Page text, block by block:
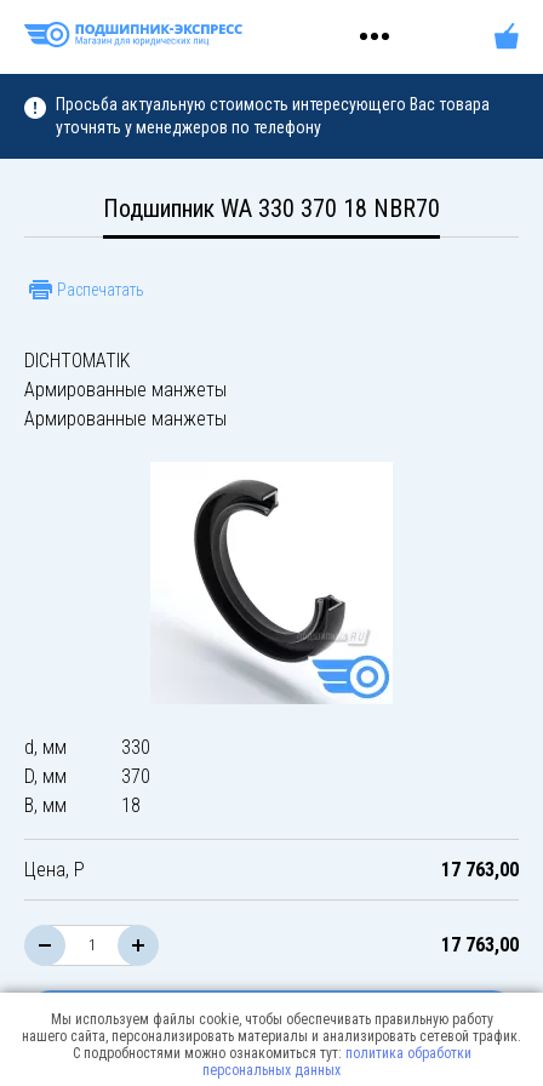
Просьба актуальную стоимость интересующего Вас товара
уточнять у менеджеров по телефону
Подшипник WA 330 370 18 NBR70
Распечатать
DICHTOMATIK
Армированные манжеты
Армированные манжеты
d, мм
330
D, мм
370
B, мм
18
Цена, Р 17 763,00
17 763,00
В корзину
Мы используем файлы cookie, чтобы обеспечивать правильную работу
нашего сайта, персонализировать материалы и анализировать сетевой трафик.
С подробностями можно ознакомиться тут: политика обработки
персональных данных